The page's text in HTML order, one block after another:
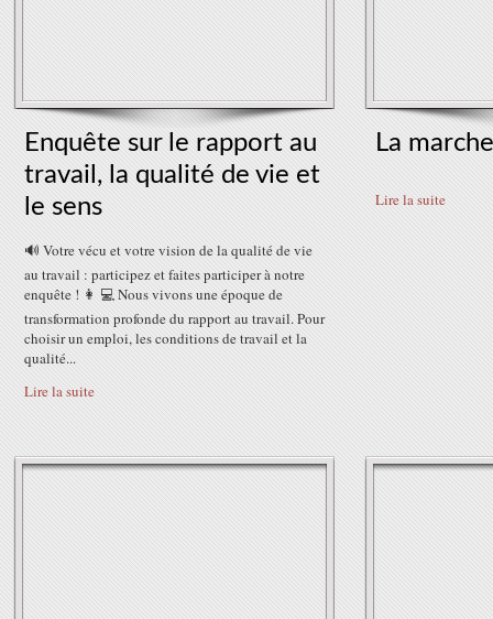
Enquête sur le rapport au
travail, la qualité de vie et
le sens
🔊 Votre vécu et votre vision de la qualité de vie
au travail : participez et faites participer à notre
enquête ! 👩 💻 Nous vivons une époque de
transformation profonde du rapport au travail. Pour
choisir un emploi, les conditions de travail et la
qualité...
Lire la suite
La
Lire la suite